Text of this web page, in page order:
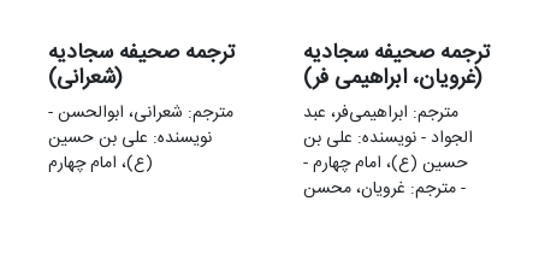
ترجمه صحیفه سجادیه
(شعرانی)
مترجم: شعرانی، ابوالحسن -
نویسنده: علی بن حسین
(ع)، امام چهارم
ترجمه صحیفه سجادیه
(غرویان، ابراهیمی فر)
مترجم: ابراهیمی‌‌فر، عبد
الجواد - نویسنده: علی بن
حسین (ع)، امام چهارم -
مترجم: غرویان، محسن -